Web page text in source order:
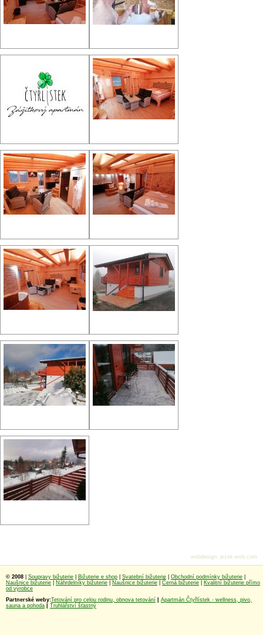
© 2008 Soupravy bižuterie Bižuterie e shop Svatební bižuterie Obchodní podmínky bižuterie
Naušnice bižuterie
Náhrdelníky bižuterie Naušnice bižuterie Černá bižuterie
Kvalitní bižuterie přímo
od výrobce
Partnerské weby:Tetování pro celou rodinu, obnova tetování
Apartmán Čtyřlístek - wellness, pivo,
sauna a pohoda
Truhlářství šťastný
webdesign: jezek-web.com